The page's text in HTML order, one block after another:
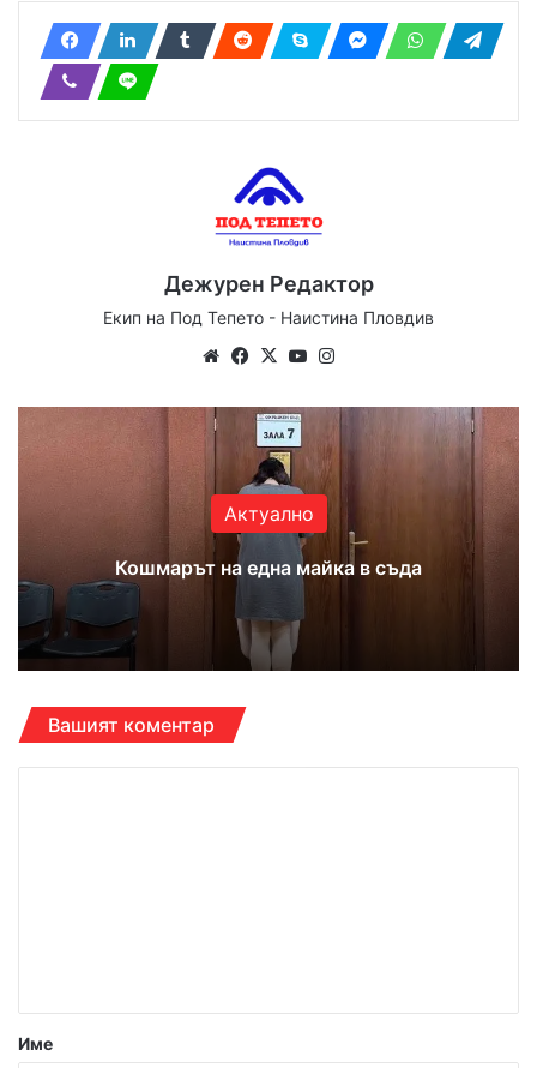
Дежурен Редактор
Екип на Под Тепето - Наистина Пловдив
WebsiteFacebook
X YouTube
Актуално
Кошмарът на една майка в съда
Вашият коментар
р
Име